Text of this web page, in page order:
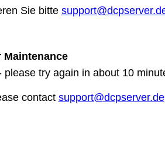
Sie bitte
try again in about 10
contact support@dcpserver.de